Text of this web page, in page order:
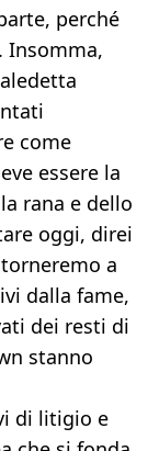
perché
Insomma,
come
essere la
rana e dello
oggi, direi
a
dalla fame,
dei resti di
stanno
di litigio e